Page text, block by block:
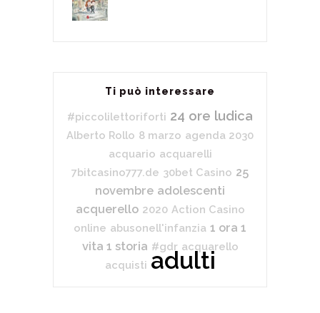
Ti può interessare
#piccolilettoriforti 24 ore ludica
Alberto Rollo 8 marzo agenda 2030
acquario acquarelli
7bitcasino777.de 30bet Casino 25
novembre adolescenti
acquerello 2020 Action Casino
online abusonell'infanzia 1 ora 1
vita 1 storia #gdr acquarello
acquisti adulti